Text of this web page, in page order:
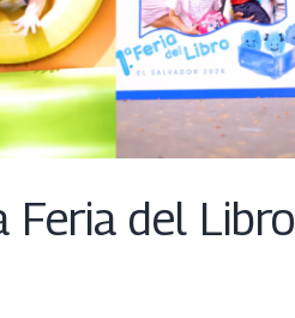
Feria del Libro